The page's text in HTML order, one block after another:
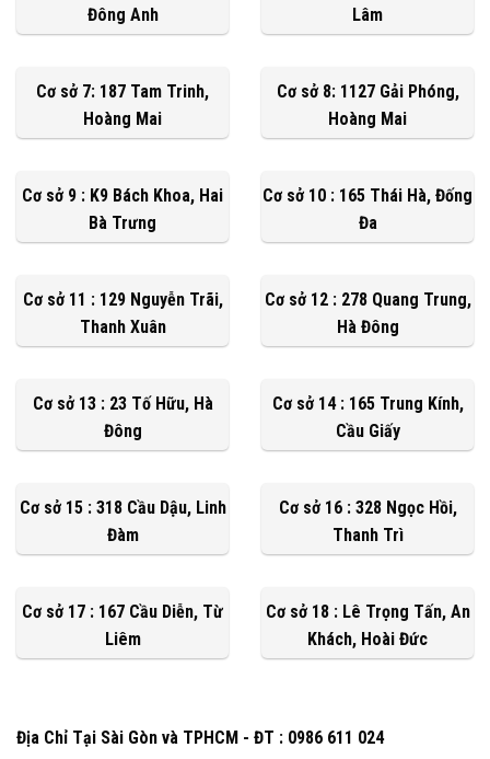
Đông Anh
Lâm
Cơ sở 7: 187 Tam Trinh,
Hoàng Mai
Cơ sở 8: 1127 Gải Phóng,
Hoàng Mai
Cơ sở 9 : K9 Bách Khoa, Hai
Bà Trưng
Cơ sở 10 : 165 Thái Hà, Đống
Đa
Cơ sở 11 : 129 Nguyễn Trãi,
Thanh Xuân
Cơ sở 12 : 278 Quang Trung,
Hà Đông
Cơ sở 13 : 23 Tố Hữu, Hà
Đông
Cơ sở 14 : 165 Trung Kính,
Cầu Giấy
Cơ sở 15 : 318 Cầu Dậu, Linh
Đàm
Cơ sở 16 : 328 Ngọc Hồi,
Thanh Trì
Cơ sở 17 : 167 Cầu Diễn, Từ
Liêm
Cơ sở 18 : Lê Trọng Tấn, An
Khách, Hoài Đức
Địa Chỉ Tại Sài Gòn và TPHCM - ĐT : 0986 611 024